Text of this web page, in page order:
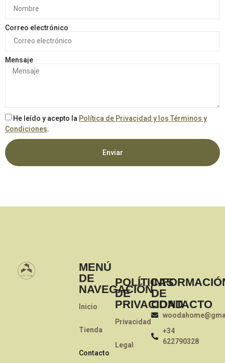
Correo electrónico
Mensaje
He leído y acepto la Política de Privacidad y los Términos y
Condiciones.
Enviar
MENÚ
DE
NAVEGACIÓN
Inicio
Tienda
Contacto
POLÍTICAS
DE
PRIVACIDAD
Privacidad
Legal
DE
CONTACTO
+34
622790328